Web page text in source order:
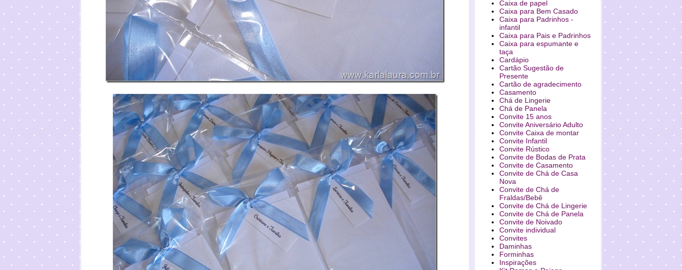
Caixa de papel
Caixa para Bem Casado
Caixa para Padrinhos -
infantil
Caixa para Pais e Padrinhos
Caixa para espumante e
taça
Cardápio
Cartão Sugestão de
Presente
Cartão de agradecimento
Casamento
Chá de Lingerie
Chá de Panela
Convite 15 anos
Convite Aniversário Adulto
Convite Caixa de montar
Convite Infantil
Convite Rústico
Convite de Bodas de Prata
Convite de Casamento
Convite de Chá de Casa
Nova
Convite de Chá de
Fraldas/Bebê
Convite de Chá de Lingerie
Convite de Chá de Panela
Convite de Noivado
Convite individual
Convites
Daminhas
Forminhas
Inspirações